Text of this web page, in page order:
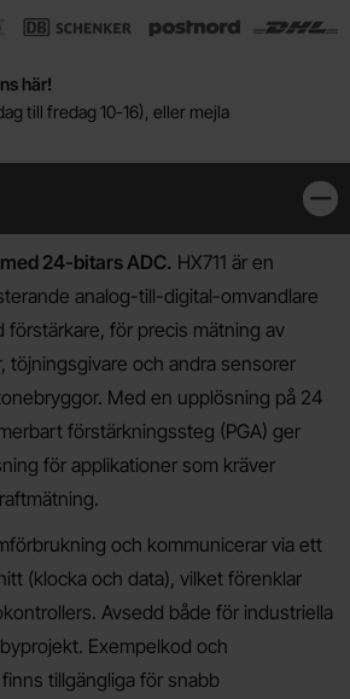
här!
till fredag 10-16), eller mejla
24-bitars ADC. HX711 är en
analog-till-digital-omvandlare
förstärkare, för precis mätning av
töjningsgivare och andra sensorer
Med en upplösning på 24
förstärkningssteg (PGA) ger
för applikationer som kräver
och kommunicerar via ett
(klocka och data), vilket förenklar
Avsedd både för industriella
Exempelkod och
tillgängliga för snabb